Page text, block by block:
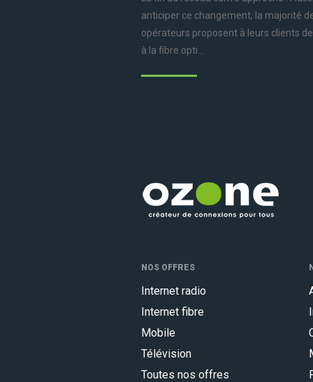
anticiper ce changement, la majorité
opérateurs proposent à leurs clients
à la fibre opti...
NOS OFFRES
Internet radio
Internet fibre
Mobile
Télévision
Toutes nos offres